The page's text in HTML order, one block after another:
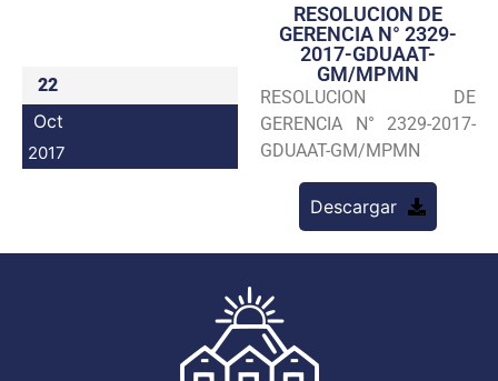
Transparencia
Seguridad
Programas
22
Oct
2017
RESOLUCION DE
GERENCIA N° 2329-
2017-GDUAAT-
GM/MPMN
RESOLUCION DE
GERENCIA N° 2329-2017-
GDUAAT-GM/MPMN
Descargar